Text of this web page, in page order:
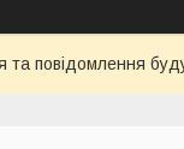
та повідомлення